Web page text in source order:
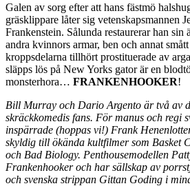
Galen av sorg efter att hans fästmö
gräsklippare låter sig vetenskapsmannen
Frankenstein. Sålunda restaurerar han sin
andra kvinnors armar, ben och annat
kroppsdelarna tillhört prostituerade av
släpps lös på New Yorks gator är en
monsterhora… FRANKENHOOKER!
Bill Murray och Dario Argento är två av
skräckkomedis fans. För manus och regi
inspärrade (hoppas vi!) Frank
skyldig till ökända kultfilmer som Basket
och Bad Biology. Penthousemodellen
Frankenhooker och har sällskap av
och svenska strippan Gittan Goding i